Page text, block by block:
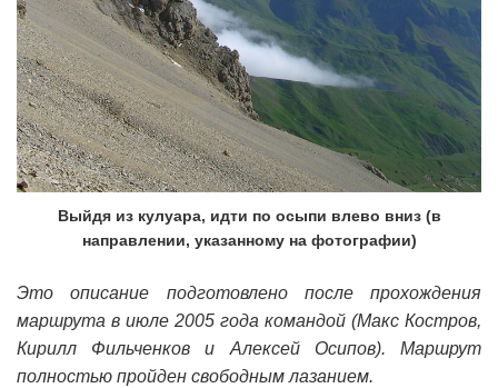
Выйдя из кулуара, идти по осыпи влево вниз (в
направлении, указанному на фотографии)
Это описание подготовлено после прохождения
маршрута в июле 2005 года командой (Макс Костров,
Кирилл Фильченков и Алексей Осипов). Маршрут
полностью пройден свободным лазанием.